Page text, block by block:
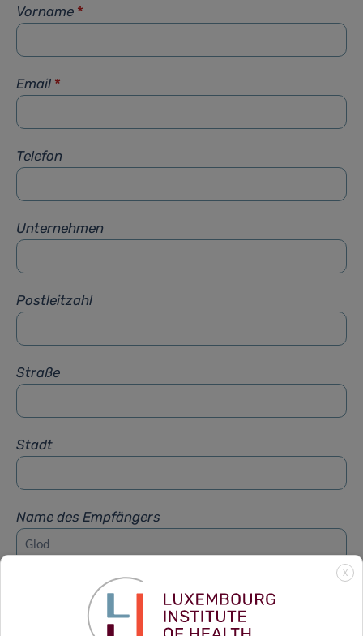
Vorname *
Email *
Telefon
Unternehmen
Postleitzahl
Straße
Stadt
Name des Empfängers
Vorname des Empfängers
X